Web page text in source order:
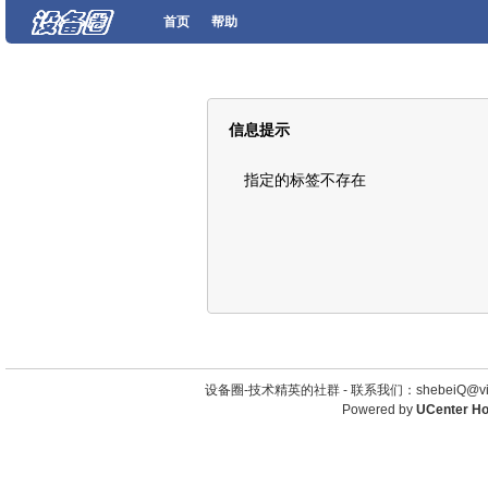
首页 帮助
信息提示
指定的标签不存在
设备圈-技术精英的社群 - 联系我们：
Powered by UCenter